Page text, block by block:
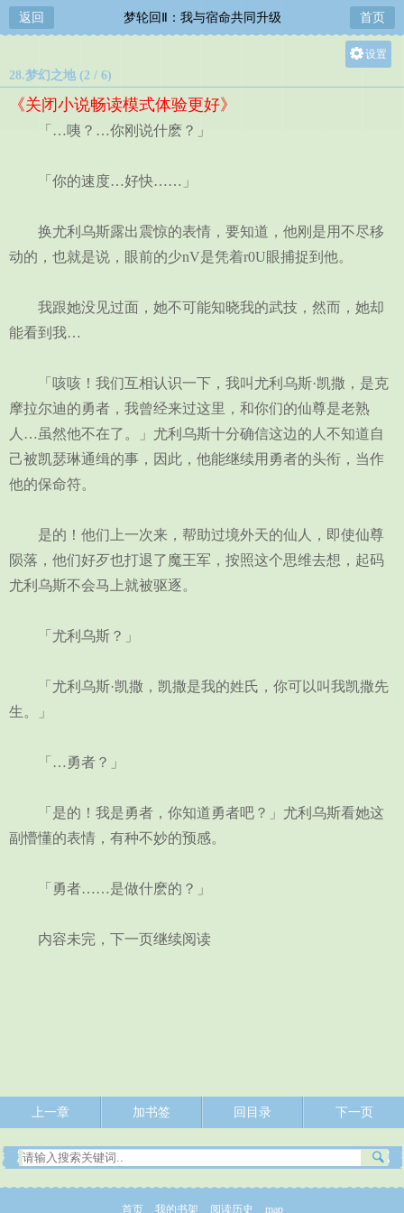
返回 梦轮回Ⅱ：我与宿命共同升级 首页
设置
28.梦幻之地 (2 / 6)
《关闭小说畅读模式体验更好》
「…咦？…你刚说什麽？」
「你的速度…好快……」
换尤利乌斯露出震惊的表情，要知道，他刚是用不尽移
动的，也就是说，眼前的少nV是凭着r0U眼捕捉到他。
我跟她没见过面，她不可能知晓我的武技，然而，她却
能看到我…
「咳咳！我们互相认识一下，我叫尤利乌斯·凯撒，是克
摩拉尔迪的勇者，我曾经来过这里，和你们的仙尊是老熟
人…虽然他不在了。」尤利乌斯十分确信这边的人不知道自
己被凯瑟琳通缉的事，因此，他能继续用勇者的头衔，当作
他的保命符。
是的！他们上一次来，帮助过境外天的仙人，即使仙尊
陨落，他们好歹也打退了魔王军，按照这个思维去想，起码
尤利乌斯不会马上就被驱逐。
「尤利乌斯？」
「尤利乌斯·凯撒，凯撒是我的姓氏，你可以叫我凯撒先
生。」
「…勇者？」
「是的！我是勇者，你知道勇者吧？」尤利乌斯看她这
副懵懂的表情，有种不妙的预感。
「勇者……是做什麽的？」
内容未完，下一页继续阅读
上一章 加书签 回目录 下一页
首页 我的书架 阅读历史 map